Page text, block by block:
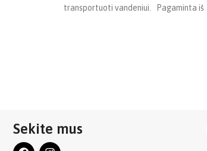
transportuoti vandeniui. Pagaminta iš
Sekite mus